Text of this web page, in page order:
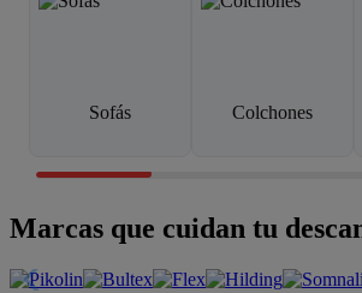
Sofás Colchones
Marcas que cuidan tu